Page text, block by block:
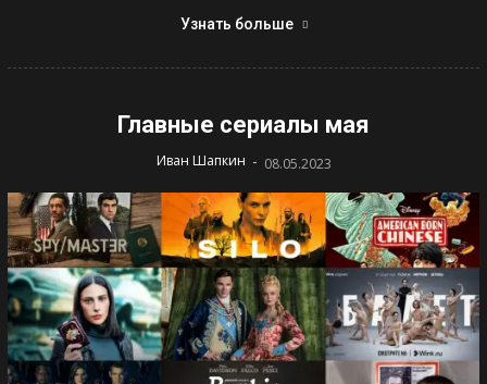
Узнать больше
Главные сериалы мая
Иван Шапкин - 08.05.2023